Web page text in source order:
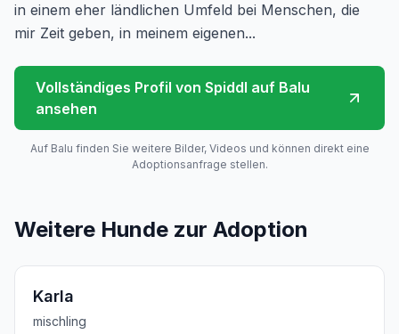
in einem eher ländlichen Umfeld bei Menschen, die
mir Zeit geben, in meinem eigenen...
Vollständiges Profil von Spiddl auf Balu
ansehen
Auf Balu finden Sie weitere Bilder, Videos und können direkt eine
Adoptionsanfrage stellen.
Weitere Hunde zur Adoption
Karla
mischling